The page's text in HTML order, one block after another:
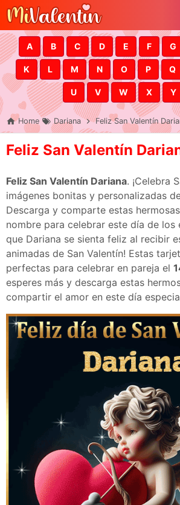
Skip to main content
A B C D E F G
K L M N O P Q
U V W X Y
Home Dariana Feliz San Valentín
Feliz San Valentín
Feliz San Valentín Dariana. ¡Celebra
imágenes bonitas y personalizadas
Descarga y comparte estas
nombre para celebrar este día de los
que Dariana se sienta feliz al recibir
animadas de San Valentín! Estas
perfectas para celebrar en pareja el
esperes más y descarga estas
compartir el amor en este día